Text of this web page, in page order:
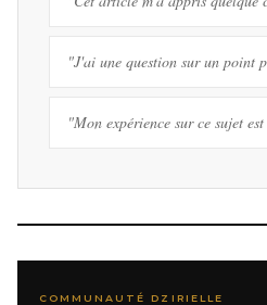
"J'ai une question sur un point
"Mon expérience sur ce sujet
COMMUNAUTÉ DZIRIELLE